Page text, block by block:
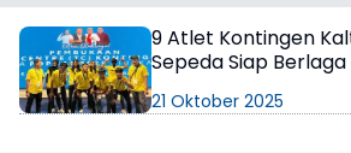
Kubar
Kutim
PPU
Mahulu
Paser
Berau
9 Atlet Kontingen
Sepeda Siap
21 Oktober 2025